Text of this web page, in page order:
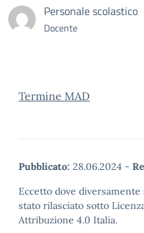
Personale scolastico
Docente
Termine MAD
Pubblicato: 28.06.2024 -
Eccetto dove
stato rilasciato sotto
Attribuzione 4.0 Italia.